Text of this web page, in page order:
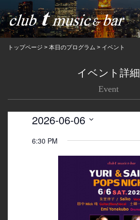
トップページ > 本日のプログラム > イベント
イベント詳細
Event
2026-06-06
date.
6:30 PM